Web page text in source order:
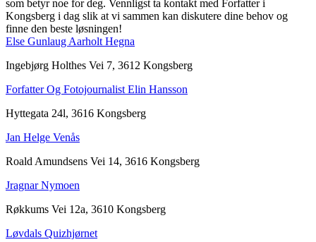
som betyr noe for deg. Vennligst ta kontakt med Forfatter i
Kongsberg i dag slik at vi sammen kan diskutere dine behov og
finne den beste løsningen!
Else Gunlaug Aarholt Hegna
Ingebjørg Holthes Vei 7, 3612 Kongsberg
Forfatter Og Fotojournalist Elin Hansson
Hyttegata 24l, 3616 Kongsberg
Jan Helge Venås
Roald Amundsens Vei 14, 3616 Kongsberg
Jragnar Nymoen
Røkkums Vei 12a, 3610 Kongsberg
Løvdals Quizhjørnet